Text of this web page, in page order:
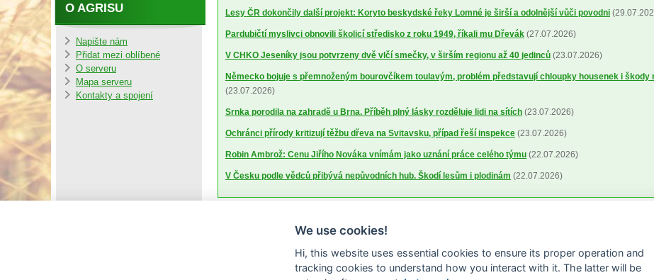
Lesy ČR dokončily další projekt: Koryto beskydské řeky Lomné je širší a odolnější vůči povodni
Pardubičtí myslivci obnovili školicí středisko z roku 1949, říkali mu Dřevák (27.07.2026)
V CHKO Jeseníky jsou potvrzeny dvě vlčí smečky, v širším regionu až 40 jedinců (23.07.2026)
Německo bojuje s přemnoženým bourovčíkem toulavým, problém představují chloupky housenek i škody
(23.07.2026)
Srnka porodila na zahradě u Brna. Příběh plný lásky rozděluje lidi na sítích (23.07.2026)
Ochránci přírody kritizují těžbu dřeva na Svitavsku, případ řeší inspekce (23.07.2026)
Robin Ambrož: Cenu Jiřího Nováka vnímám jako uznání práce celého týmu (22.07.2026)
V Česku podle vědců přibývá nepůvodních hub. Škodí lesům i plodinám (22.07.2026)
O AGRISU
Napište nám
Přidat mezi oblíbené
O serveru
Mapa serveru
Kontakty a spojení
We use cookies!
Hi, this website uses essential cookies to ensure its proper operation and
tracking cookies to understand how you interact with it. The latter will be